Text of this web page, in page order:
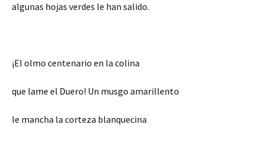
algunas hojas verdes le han salido.
¡El olmo centenario en la colina
que lame el Duero! Un musgo amarillento
le mancha la corteza blanquecina